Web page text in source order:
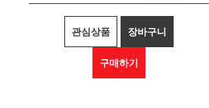
관심상품 장바구니
구매하기